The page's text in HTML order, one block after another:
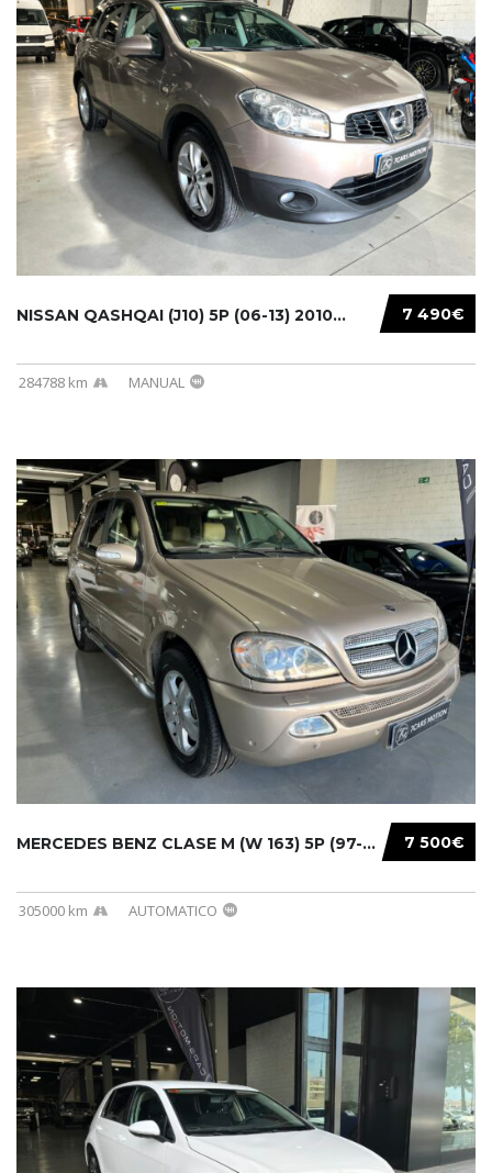
7 490€
NISSAN QASHQAI (J10) 5P (06-13) 2010...
284788 km MANUAL
7 500€
MERCEDES BENZ CLASE M (W 163) 5P (97-05) 200...
305000 km AUTOMATICO